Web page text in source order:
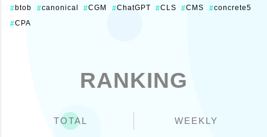
#btob #canonical #CGM #ChatGPT #CLS #CMS #concrete5
#CPA
RANKING
TOTAL WEEKLY